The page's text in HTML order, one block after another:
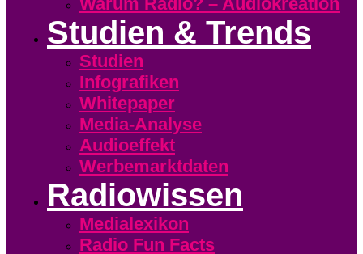
Studien & Trends
Studien
Infografiken
Whitepaper
Media-Analyse
Audioeffekt
Werbemarktdaten
Radiowissen
Medialexikon
Radio Fun Facts